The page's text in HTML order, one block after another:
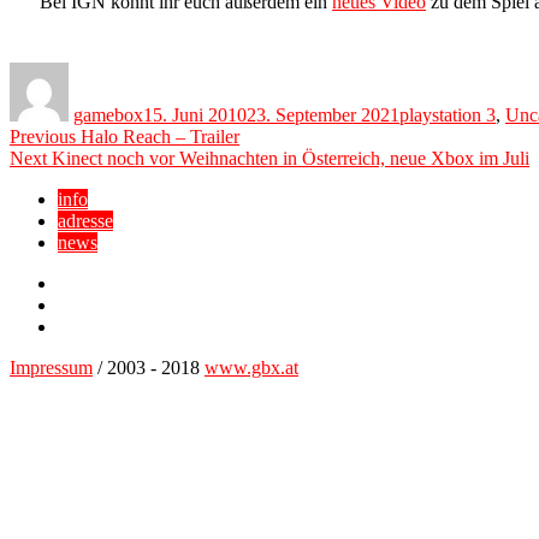
gamebox15. Juni 201023. September 2021playstation 3,
Beitragsnavigation
Previous Previous
post:
Halo Reach – Trailer
Next Next
Kinect noch vor Weihnachten in Österreich, neue Xbox im Juli
info
adresse
news
Impressum / 2003 - 2018 www.gbx.at